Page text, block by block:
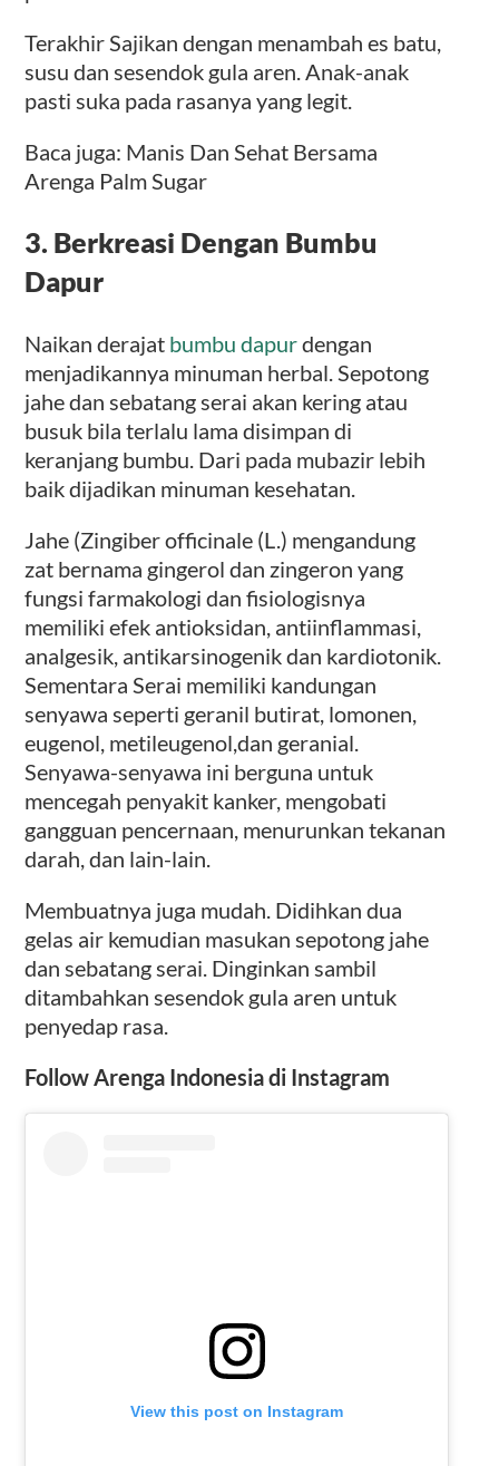
Terakhir Sajikan dengan menambah es batu,
susu dan sesendok gula aren. Anak-anak
pasti suka pada rasanya yang legit.
Baca juga: Manis Dan Sehat Bersama
Arenga Palm Sugar
3. Berkreasi Dengan Bumbu
Dapur
Naikan derajat bumbu dapurdengan
menjadikannya minuman herbal. Sepotong
jahe dan sebatang serai akan kering atau
busuk bila terlalu lama disimpan di
keranjang bumbu. Dari pada mubazir lebih
baik dijadikan minuman kesehatan.
Jahe (Zingiber officinale (L.) mengandung
zat bernama gingerol dan zingeron yang
fungsi farmakologi dan fisiologisnya
memiliki efek antioksidan, antiinflammasi,
analgesik, antikarsinogenik dan kardiotonik.
Sementara Serai memiliki kandungan
senyawa seperti geranil butirat, lomonen,
eugenol, metileugenol,dan geranial.
Senyawa-senyawa ini berguna untuk
mencegah penyakit kanker, mengobati
gangguan pencernaan, menurunkan tekanan
darah, dan lain-lain.
Membuatnya juga mudah. Didihkan dua
gelas air kemudian masukan sepotong jahe
dan sebatang serai. Dinginkan sambil
ditambahkan sesendok gula aren untuk
penyedap rasa.
Follow Arenga Indonesia di Instagram
View this post on Instagram